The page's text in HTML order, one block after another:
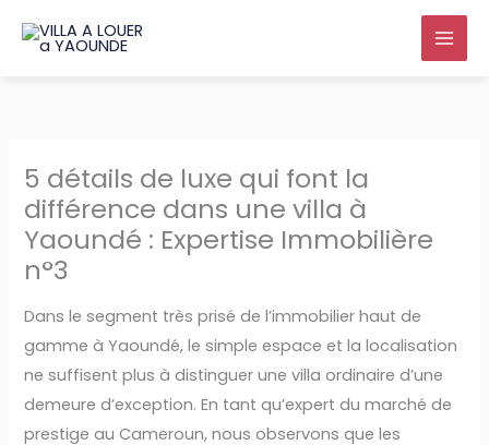
5 détails de luxe qui font la
différence dans une villa à
Yaoundé : Expertise Immobilière
n°3
Dans le segment très prisé de l’immobilier haut de
gamme à Yaoundé, le simple espace et la localisation
ne suffisent plus à distinguer une villa ordinaire d’une
demeure d’exception. En tant qu’expert du marché de
prestige au Cameroun, nous observons que les